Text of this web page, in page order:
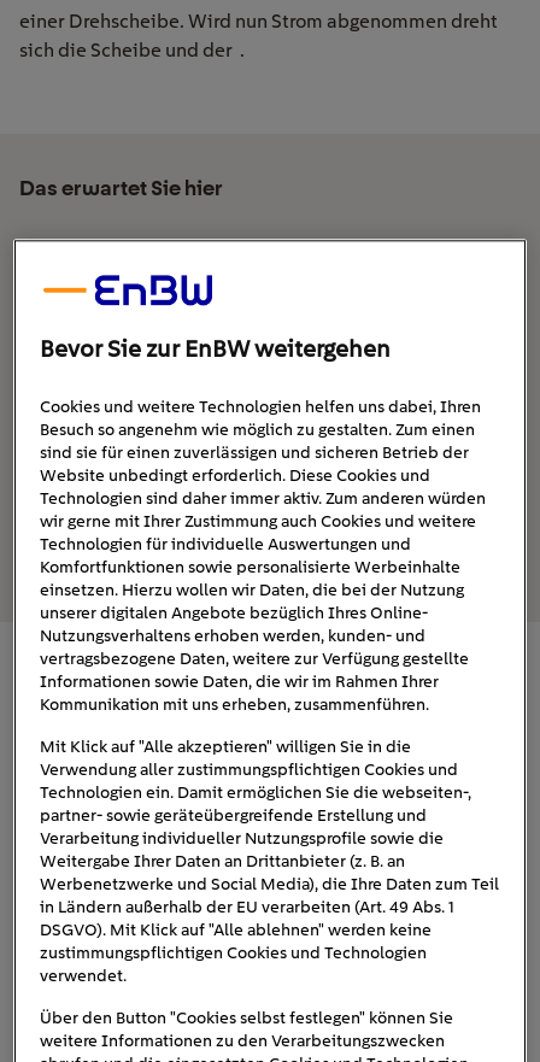
einer Drehscheibe. Wird nun Strom abgenommen dreht
sich die Scheibe und der .
Das erwartet Sie hier
Was ist der Unterschied zwischen Ein- und
Zweitarifzähler?
Wie kann ich von einem Doppeltarifzähler
Welche Voraussetzungen gelten für einen
Zweitarifzähler?
Wie erfolgt die Abrechnung mit einem
Zweitarifzähler?
Welche Zukunft haben Zweitarifzähler?
Was ist der Unterschied zwischen Ein- und
Zweitarifzähler?
DerEintarifzählerrechnet Ihren Stromverbrauch
um die Uhr zu einem festen Preisab. Das heißt, egal
wann Sie Energie verbrauchen, es kostet immer gleich
viel. Im Gegensatz dazu bietet derDoppeltarifzähler
die Möglichkeit, denVerbrauch in zwei
verschiedene Tarife aufzuteilen: den Hochtarif (HT)
und den Niedertarif (NT). Tagsüber, wenn die
Stromnachfrage hoch ist und die Preise steigen, kommt
der Hochtarif zum Einsatz. Nachts hingegen, wenn die
Nachfrage sinkt, greift der günstigere Niedertarif.
Bevor Sie zur EnBW weitergehen
Cookies und weitere Technologien helfen uns dabei, Ihren
Besuch so angenehm wie möglich zu gestalten. Zum einen
sind sie für einen zuverlässigen und sicheren Betrieb der
Website unbedingt erforderlich. Diese Cookies und
Technologien sind daher immer aktiv. Zum anderen würden
wir gerne mit Ihrer Zustimmung auch Cookies und weitere
Technologien für individuelle Auswertungen und
Komfortfunktionen sowie personalisierte Werbeinhalte
einsetzen. Hierzu wollen wir Daten, die bei der Nutzung
unserer digitalen Angebote bezüglich Ihres Online-
Nutzungsverhaltens erhoben werden, kunden- und
vertragsbezogene Daten, weitere zur Verfügung gestellte
Informationen sowie Daten, die wir im Rahmen Ihrer
Kommunikation mit uns erheben, zusammenführen.
Mit Klick auf "Alle akzeptieren" willigen Sie in die
Verwendung aller zustimmungspflichtigen Cookies und
Technologien ein. Damit ermöglichen Sie die webseiten-,
partner- sowie geräteübergreifende Erstellung und
Verarbeitung individueller Nutzungsprofile sowie die
Weitergabe Ihrer Daten an Drittanbieter (z. B. an
Werbenetzwerke und Social Media), die Ihre Daten zum Teil
in Ländern außerhalb der EU verarbeiten (Art. 49 Abs. 1
DSGVO). Mit Klick auf "Alle ablehnen" werden keine
zustimmungspflichtigen Cookies und Technologien
verwendet.
Über den Button "Cookies selbst festlegen" können Sie
weitere Informationen zu den Verarbeitungszwecken